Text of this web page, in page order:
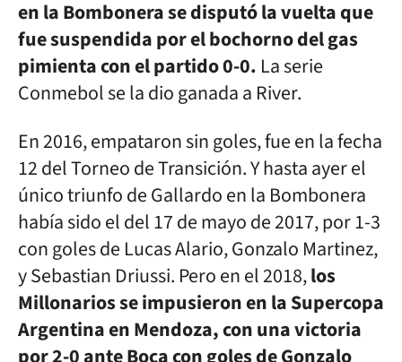
en la Bombonera se disputó la vuelta que
fue suspendida por el bochorno del gas
pimienta con el partido 0-0. La serie
Conmebol se la dio ganada a River.
En 2016, empataron sin goles, fue en la fecha
12 del Torneo de Transición. Y hasta ayer el
único triunfo de Gallardo en la Bombonera
había sido el del 17 de mayo de 2017, por 1-3
con goles de Lucas Alario, Gonzalo Martinez,
y Sebastian Driussi. Pero en el 2018,los
Millonarios se impusieron en la Supercopa
Argentina en Mendoza, con una victoria